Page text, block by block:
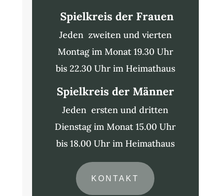
Spielkreis der Frauen
Jeden zweiten und vierten
Montag im Monat 19.30 Uhr
bis 22.30 Uhr im Heimathaus
Spielkreis der Männer
Jeden ersten und dritten
Dienstag im Monat 15.00 Uhr
bis 18.00 Uhr im Heimathaus
KONTAKT